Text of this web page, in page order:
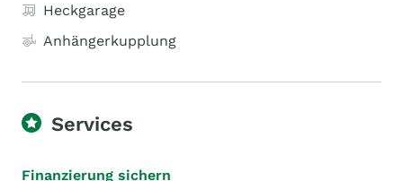
Heckgarage
Anhängerkupplung
Services
Finanzierung sichern